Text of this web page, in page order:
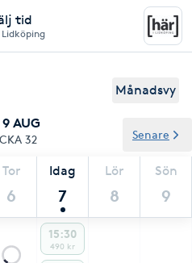
tid
Lidköping
Månadsvy
AUG
32
Tor
6
Idag
7
Lör
8
Sön
9
Senare
15:30
490 kr